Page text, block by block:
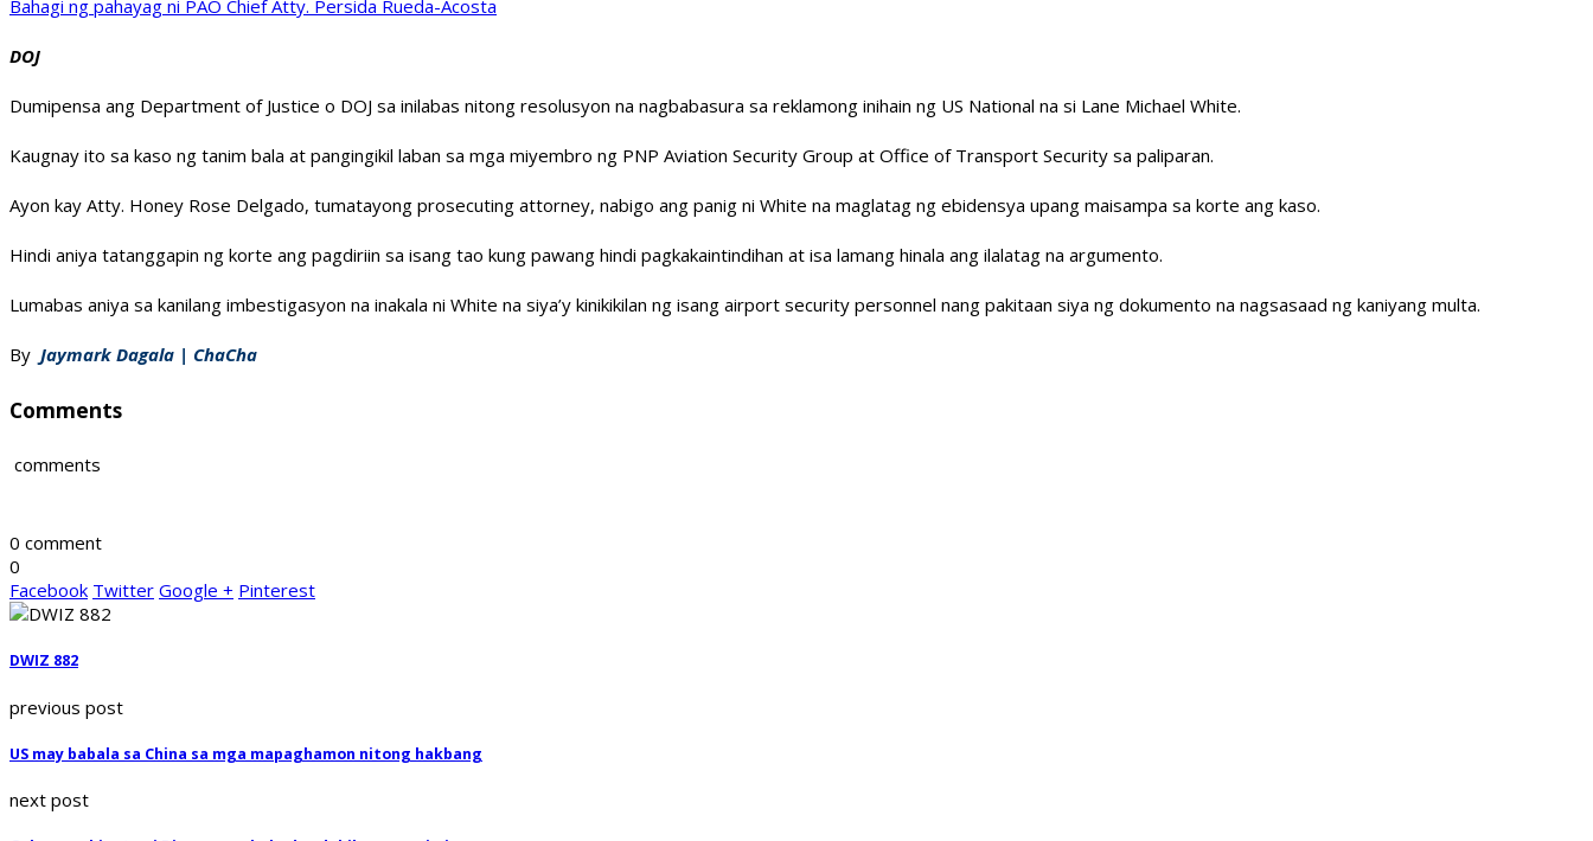
Bahagi ng pahayag ni PAO Chief Atty. Persida Rueda-Acosta
DOJ
Dumipensa ang Department of Justice o DOJ sa inilabas nitong resolusyon na nagbabasura sa reklamong inihain ng US National na si Lane Michael White.
Kaugnay ito sa kaso ng tanim bala at pangingikil laban sa mga miyembro ng PNP Aviation Security Group at Office of Transport Security sa paliparan.
Ayon kay Atty. Honey Rose Delgado, tumatayong prosecuting attorney, nabigo ang panig ni White na maglatag ng ebidensya upang maisampa sa korte ang kaso.
Hindi aniya tatanggapin ng korte ang pagdiriin sa isang tao kung pawang hindi pagkakaintindihan at isa lamang hinala ang ilalatag na argumento.
Lumabas aniya sa kanilang imbestigasyon na inakala ni White na siya’y kinikikilan ng isang airport security personnel nang pakitaan siya ng dokumento na nagsasaad ng kaniyang multa.
By Jaymark Dagala | ChaCha
Comments
comments
0 comment
0
Facebook Twitter Google + Pinterest
DWIZ 882
previous post
US may babala sa China sa mga mapaghamon nitong hakbang
next post